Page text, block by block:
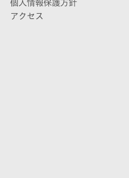
個人情報保護方針
アクセス